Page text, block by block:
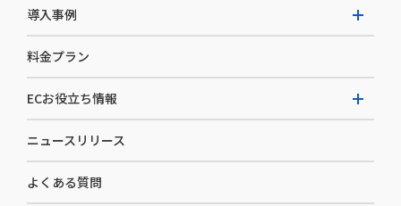
W2 Commerce Asia
EC運用構築支援・運用支援
カスタマーサクセス
セキュリティ
デザイン制作
コンサルティング
選ばれる理由
開発体制
導入事例
導入企業一覧
料金プラン
ECお役立ち情報
お役立ち資料
ニュースリリース
よくある質問